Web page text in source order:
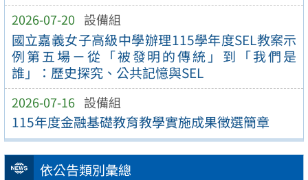
2026-07-20 設備組
國立嘉義女子高級中學辦理115學年度SEL教案示
例第五場－從「被發明的傳統」到「我們是
誰」：歷史探究、公共記憶與SEL
2026-07-16 設備組
115年度金融基礎教育教學實施成果徵選簡章
依公告類別彙總